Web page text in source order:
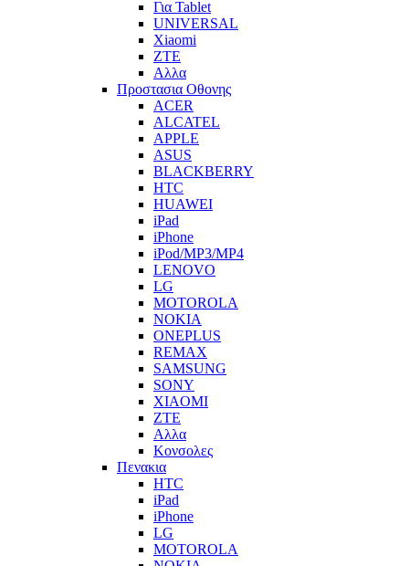
Για Tablet
UNIVERSAL
Xiaomi
ZTE
Αλλα
Προστασια Οθονης
ACER
ALCATEL
APPLE
ASUS
BLACKBERRY
HTC
HUAWEI
iPad
iPhone
iPod/MP3/MP4
LENOVO
LG
MOTOROLA
NOKIA
ONEPLUS
REMAX
SAMSUNG
SONY
XIAOMI
ZTE
Αλλα
Κονσολες
Πενακια
HTC
iPad
iPhone
LG
MOTOROLA